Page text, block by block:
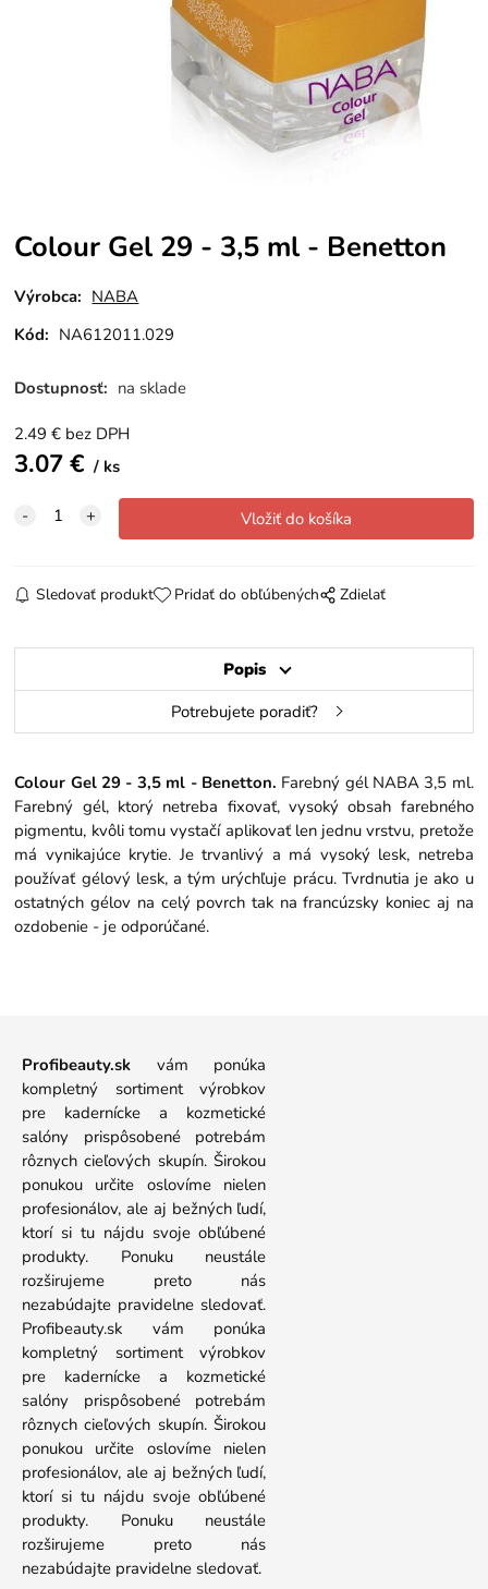
Colour Gel 29 - 3,5 ml - Benetton
Výrobca: NABA
Kód: NA612011.029
Dostupnosť: na sklade
2.49 € bez DPH
3.07€ ks
Sledovať produkt Pridať do obľúbených Zdielať
Popis
Potrebujete poradiť?
Colour Gel 29 - 3,5 ml - Benetton. Farebný gél NABA 3,5 ml.
Farebný gél, ktorý netreba fixovať, vysoký obsah farebného
pigmentu, kvôli tomu vystačí aplikovať len jednu vrstvu, pretože
má vynikajúce krytie. Je trvanlivý a má vysoký lesk, netreba
používať gélový lesk, a tým urýchľuje prácu. Tvrdnutia je ako u
ostatných gélov na celý povrch tak na francúzsky koniec aj na
ozdobenie - je odporúčané.
Profibeauty.sk vám ponúka
kompletný sortiment výrobkov
pre kadernícke a kozmetické
salóny prispôsobené potrebám
rôznych cieľových skupín. Širokou
ponukou určite oslovíme nielen
profesionálov, ale aj bežných ľudí,
ktorí si tu nájdu svoje obľúbené
produkty. Ponuku neustále
rozširujeme preto nás
nezabúdajte pravidelne sledovať.
Profibeauty.sk vám ponúka
kompletný sortiment výrobkov
pre kadernícke a kozmetické
salóny prispôsobené potrebám
rôznych cieľových skupín. Širokou
ponukou určite oslovíme nielen
profesionálov, ale aj bežných ľudí,
ktorí si tu nájdu svoje obľúbené
produkty. Ponuku neustále
rozširujeme preto nás
nezabúdajte pravidelne sledovať.